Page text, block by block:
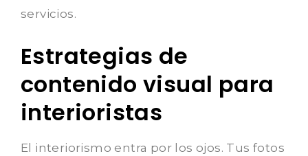
servicios.
Estrategias de
contenido visual para
interioristas
El interiorismo entra por los ojos. Tus fotos